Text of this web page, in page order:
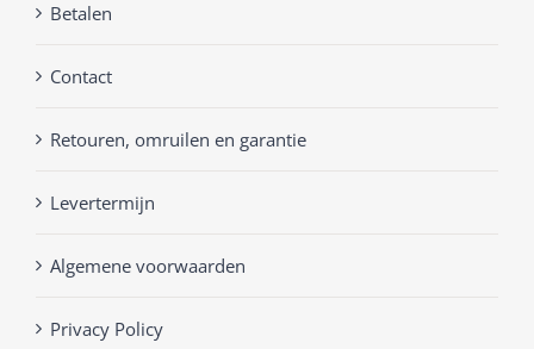
Betalen
Contact
Retouren, omruilen en garantie
Levertermijn
Algemene voorwaarden
Privacy Policy